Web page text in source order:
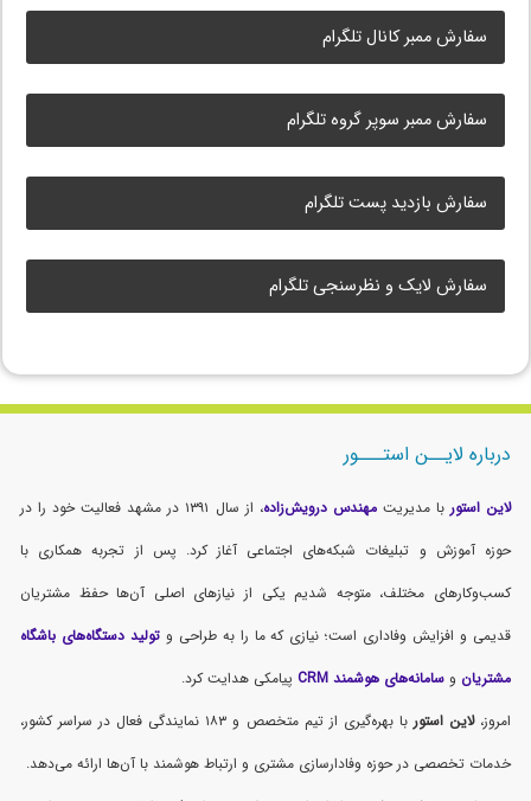
سفارش ممبر کانال تلگرام
سفارش ممبر سوپر گروه تلگرام
سفارش بازدید پست تلگرام
سفارش لایک و نظرسنجی تلگرام